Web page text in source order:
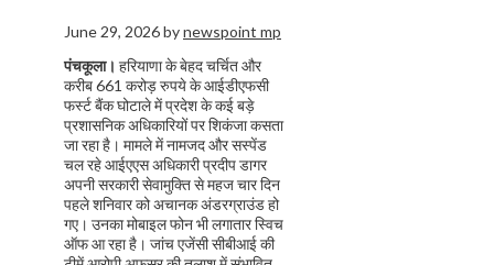
June 29, 2026bynewspoint mp
पंचकूला। हरियाणा के बेहद चर्चित और
करीब 661 करोड़ रुपये के आईडीएफसी
फर्स्ट बैंक घोटाले में प्रदेश के कई बड़े
प्रशासनिक अधिकारियों पर शिकंजा कसता
जा रहा है। मामले में नामजद और सस्पेंड
चल रहे आईएएस अधिकारी प्रदीप डागर
अपनी सरकारी सेवामुक्ति से महज चार दिन
पहले शनिवार को अचानक अंडरग्राउंड हो
गए। उनका मोबाइल फोन भी लगातार स्विच
ऑफ आ रहा है। जांच एजेंसी सीबीआई की